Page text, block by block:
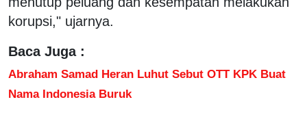
korupsi," ujarnya.
Baca Juga :
Abraham Samad Heran Luhut Sebut OTT KPK Buat
Nama Indonesia Buruk